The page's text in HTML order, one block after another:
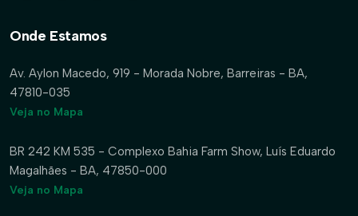
Onde Estamos
Av. Aylon Macedo, 919 - Morada Nobre, Barreiras - BA,
47810-035
Veja no Mapa
BR 242 KM 535 - Complexo Bahia Farm Show, Luís Eduardo
Magalhães - BA, 47850-000
Veja no Mapa